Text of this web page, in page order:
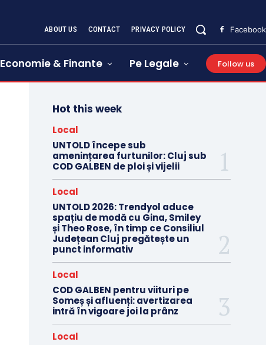
ABOUT US CONTACT PRIVACY POLICY Facebook
Economie & Finante Pe Legale Follow us
Hot this week
Local
UNTOLD începe sub
amenințarea furtunilor: Cluj sub
COD GALBEN de ploi și vijelii
Local
UNTOLD 2026: Trendyol aduce
spațiu de modă cu Gina, Smiley
și Theo Rose, în timp ce Consiliul
Județean Cluj pregătește un
punct informativ
Local
COD GALBEN pentru viituri pe
Someș și afluenți: avertizarea
intră în vigoare joi la prânz
Local